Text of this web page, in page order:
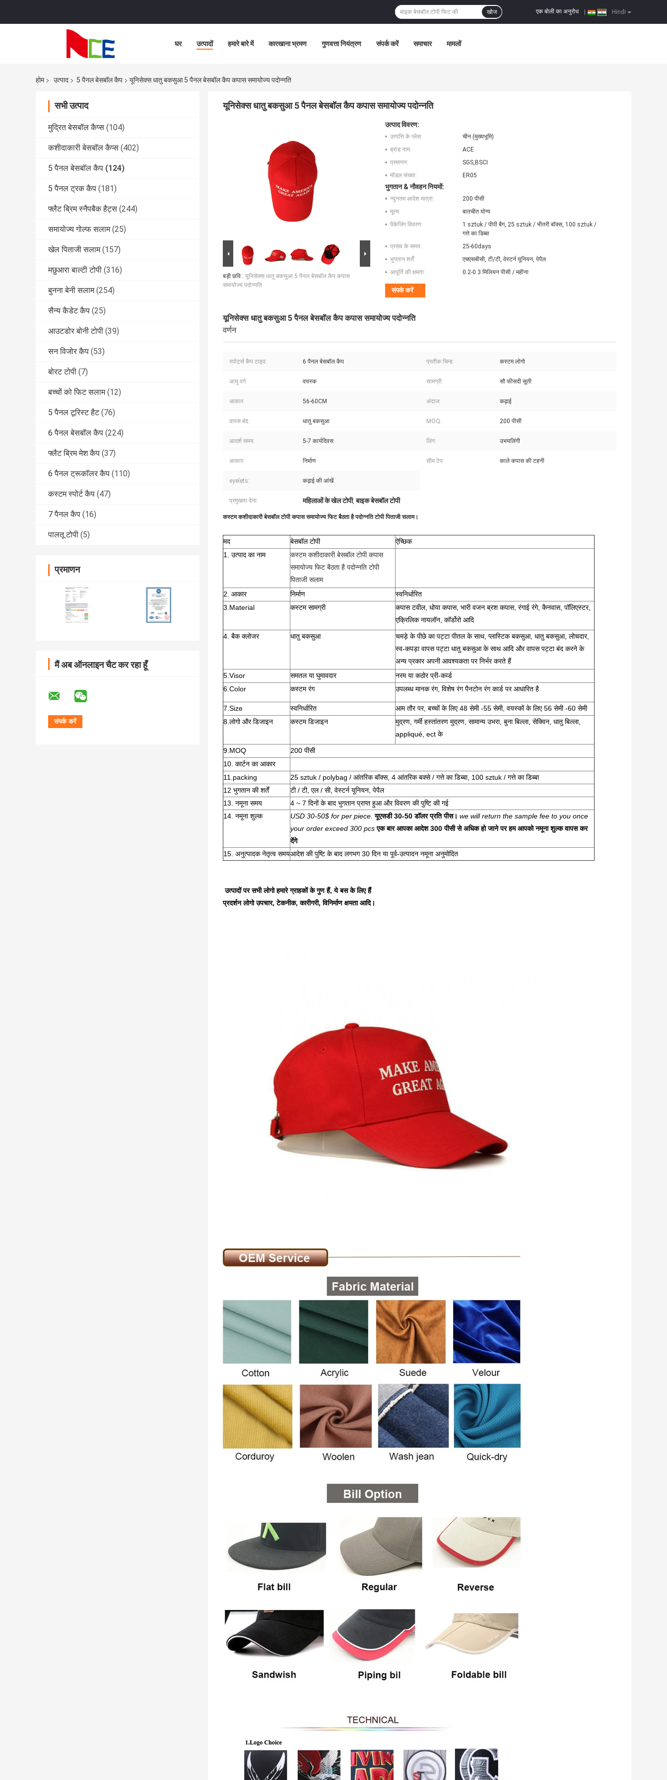
Hindi
एक बोली का अनुरोध
खोज
घर उत्पादों हमारे बारे में कारखाना भ्रमण गुणवत्ता नियंत्रण संपर्क करें समाचार मामलों
होम उत्पाद 5 पैनल बेसबॉल कैप यूनिसेक्स धातु बकसुआ 5 पैनल बेसबॉल कैप कपास समायोज्य पदोन्नति
सभी उत्पाद
मुद्रित बेसबॉल कैप्स (104)
कशीदाकारी बेसबॉल कैप्स (402)
5 पैनल बेसबॉल कैप (124)
5 पैनल ट्रक कैप (181)
फ्लैट ब्रिम स्नैपबैक हैट्स (244)
समायोज्य गोल्फ सलाम (25)
खेल पिताजी सलाम (157)
मछुआरा बाल्टी टोपी (316)
बुनना बेनी सलाम (254)
सैन्य कैडेट कैप (25)
आउटडोर बोनी टोपी (39)
सन विजोर कैप (53)
बोरट टोपी (7)
बच्चों को फिट सलाम (12)
5 पैनल टूरिस्ट हैट (76)
6 पैनल बेसबॉल कैप (224)
फ्लैट ब्रिम मेश कैप (37)
6 पैनल ट्रूकॉलर कैप (110)
कस्टम स्पोर्ट कैप (47)
7 पैनल कैप (16)
पालतू टोपी (5)
प्रमाणन
मैं अब ऑनलाइन चैट कर रहा हूँ
यूनिसेक्स धातु बकसुआ 5 पैनल बेसबॉल कैप कपास समायोज्य पदोन्नति
बड़ी छवि : यूनिसेक्स धातु बकसुआ 5 पैनल बेसबॉल कैप कपास
समायोज्य पदोन्नति
उत्पाद विवरण:
उत्पत्ति के प्लेस:
चीन (मुख्यभूमि)
ब्रांड नाम:
ACE
प्रमाणन:
SGS,BSCI
मॉडल संख्या:
ER05
भुगतान & नौवहन नियमों:
न्यूनतम आदेश मात्रा:
200 पीसी
मूल्य:
बातचीत योग्य
पैकेजिंग विवरण:
1 sztuk / पीपी बैग, 25 sztuk / भीतरी बॉक्स, 100 sztuk /
गत्ते का डिब्बा
प्रसव के समय:
25-60days
भुगतान शर्तें:
एचएसबीसी, टी/टी, वेस्टर्न यूनियन, पेपैल
आपूर्ति की क्षमता:
0.2-0.3 मिलियन पीसी / महीना
संपर्क करें
यूनिसेक्स धातु बकसुआ 5 पैनल बेसबॉल कैप कपास समायोज्य पदोन्नति
वर्णन
स्पोर्ट्स कैप टाइप: 6 पैनल बेसबॉल कैप प्रतीक चिन्ह: कस्टम लोगो
आयु वर्ग: वयस्क सामग्री: सौ फीसदी सूती
आकार: 56-60CM अंदाज: कढ़ाई
वापस बंद: धातु बकसुआ MOQ: 200 पीसी
आदर्श समय: 5-7 कार्यदिवस लिंग: उभयलिंगी
आकार: निर्माण सीम टेप: काले कपास की टहनी
eyelets: कढ़ाई की आंखें
प्रमुखता देना: महिलाओं के खेल टोपी,बाइक बेसबॉल टोपी
कस्टम कशीदाकारी बेसबॉल टोपी कपास समायोज्य फिट बैठता है पदोन्नति टोपी पिताजी सलाम।
मद बेसबॉल टोपी
ऐच्छिक
1. उत्पाद का नाम
कस्टम कशीदाकारी बेसबॉल टोपी कपास
समायोज्य फिट बैठता है पदोन्नति टोपी
पिताजी सलाम
2. आकार
निर्माण
स्वनिर्धारित
3.Material
कस्टम सामग्री
कपास टवील, धोया कपास, भारी वजन ब्रश कपास, रंगाई रंगे, कैनवास, पॉलिएस्टर,
एक्रिलिक नायलॉन, कॉर्डोरो आदि
4. बैक क्लोजर धातु बकसुआ
चमड़े के पीछे का पट्टा पीतल के साथ, प्लास्टिक बकसुआ, धातु बकसुआ, लोचदार,
स्व-कपड़ा वापस पट्टा धातु बकसुआ के साथ आदि और वापस पट्टा बंद करने के
अन्य प्रकार अपनी आवश्यकता पर निर्भर करते हैं
5.Visor
समतल या घुमावदार
नरम या कठोर प्री-कर्व्ड
6.Color
कस्टम रंग उपलब्ध मानक रंग, विशेष रंग पैनटोन रंग कार्ड पर आधारित है
7.Size स्वनिर्धारित
आम तौर पर, बच्चों के लिए 48 सेमी -55 सेमी, वयस्कों के लिए 56 सेमी -60 सेमी
8.लोगो और डिजाइन
कस्टम डिजाइन
मुद्रण, गर्मी हस्तांतरण मुद्रण, सामान्य उभरा, बुना बिल्ला, सेक्विन, धातु बिल्ला,
appliqué, ect के
9.MOQ
200 पीसी
10. कार्टन का आकार
11.packing
25 sztuk / polybag / आंतरिक बॉक्स, 4 आंतरिक बक्से / गत्ते का डिब्बा, 100 sztuk / गत्ते का डिब्बा
12 भुगतान की शर्तें
टी / टी, एल / सी, वेस्टर्न यूनियन, पेपैल
13. नमूना समय
4 ~ 7 दिनों के बाद भुगतान प्राप्त हुआ और विवरण की पुष्टि की गई
14. नमूना शुल्क
USD 30-50$ for per piece. यूएसडी 30-50 डॉलर प्रति पीस। we will return the sample fee to you once
your order exceed 300 pcs एक बार आपका आदेश 300 पीसी से अधिक हो जाने पर हम आपको नमूना शुल्क वापस कर
देंगे
15. अनुत्पादक नेतृत्व समयआदेश की पुष्टि के बाद लगभग 30 दिन या पूर्व-उत्पादन नमूना अनुमोदित
उत्पादों पर सभी लोगो हमारे ग्राहकों के गुण हैं, ये बस के लिए हैं
प्रदर्शन लोगो उपचार, टेकनीक, कारीगरी, विनिर्माण क्षमता आदि।